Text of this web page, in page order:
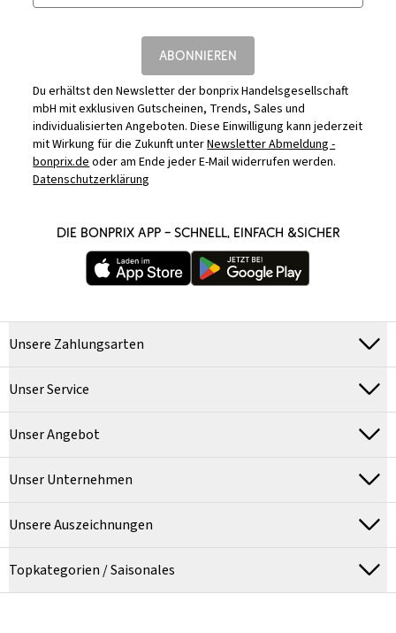
ABONNIEREN
Du erhältst den Newsletter der bonprix Handelsgesellschaft
mbH mit exklusiven Gutscheinen, Trends, Sales und
individualisierten Angeboten. Diese Einwilligung kann jederzeit
mit Wirkung für die Zukunft unterNewsletter Abmeldung -
bonprix.deoder am Ende jeder E-Mail widerrufen werden.
Datenschutzerklärung
DIE BONPRIX APP – SCHNELL, EINFACH &SICHER
Unsere Zahlungsarten
Unser Service
Unser Angebot
Unser Unternehmen
Unsere Auszeichnungen
Topkategorien / Saisonales